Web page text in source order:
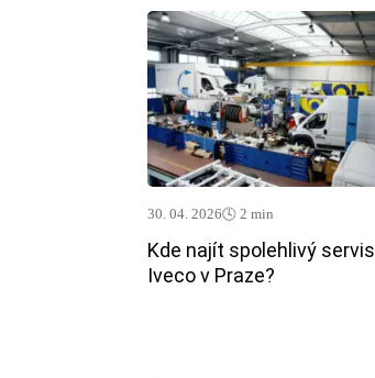
30. 04. 2026🕓 2 min
Kde najít spolehlivý servis
Iveco v Praze?